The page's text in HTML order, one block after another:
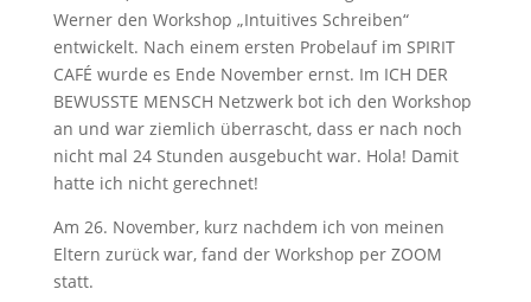
Werner den Workshop „Intuitives Schreiben“
entwickelt. Nach einem ersten Probelauf im SPIRIT
CAFÉ wurde es Ende November ernst. Im ICH DER
BEWUSSTE MENSCH Netzwerk bot ich den Workshop
an und war ziemlich überrascht, dass er nach noch
nicht mal 24 Stunden ausgebucht war. Hola! Damit
hatte ich nicht gerechnet!
Am 26. November, kurz nachdem ich von meinen
Eltern zurück war, fand der Workshop per ZOOM
statt.